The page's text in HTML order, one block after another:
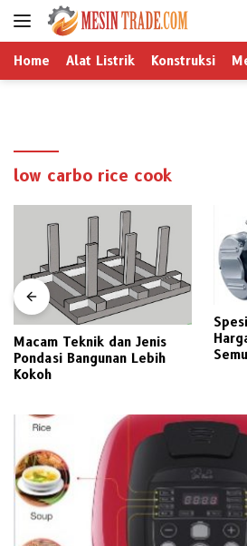
Langsung
Home Alat Listrik Konstruksi
low carbo rice cook
Macam Teknik dan Jenis
Pondasi Bangunan Lebih
Kokoh